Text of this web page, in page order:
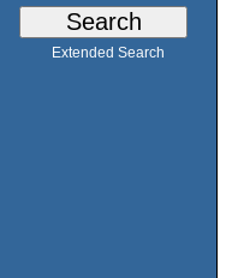
Extended Search